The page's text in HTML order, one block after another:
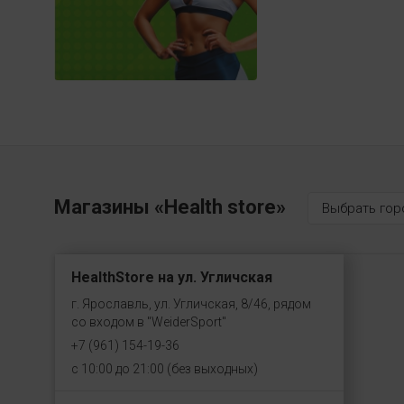
Магазины «Health store» Выбрать
HealthStore на ул. Угличская
г. Ярославль, ул. Угличская, 8/46, рядом
со входом в "WeiderSport"
+7 (961) 154-19-36
с 10:00 до 21:00 (без выходных)